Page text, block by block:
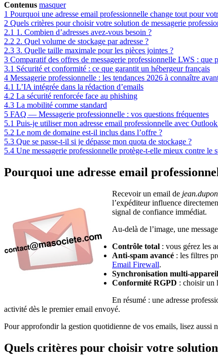
Contenus masquer
1 Pourquoi une adresse email professionnelle change tout pour
2 Quels critères pour choisir votre solution de messagerie
2.1 1. Combien d’adresses avez-vous besoin ?
2.2 2. Quel volume de stockage par adresse ?
2.3 3. Quelle taille maximale pour les pièces jointes ?
3 Comparatif des offres de messagerie professionnelle LWS : que
3.1 Sécurité et conformité : ce que garantit un hébergeur français
4 Messagerie professionnelle : les tendances 2026 à connaître
4.1 L’IA intégrée dans la rédaction d’emails
4.2 La sécurité renforcée face au phishing
4.3 La mobilité comme standard
5 FAQ — Messagerie professionnelle : vos questions fréquentes
5.1 Puis-je utiliser mon adresse email professionnelle avec
5.2 Le nom de domaine est-il inclus dans l’offre ?
5.3 Que se passe-t-il si je dépasse mon quota de stockage ?
5.4 Une messagerie professionnelle protège-t-elle mieux contre le
Pourquoi une adresse email
Recevoir un email de
l’expéditeur influence
signal de confiance immédiat.
Au-delà de l’image, une
Contrôle total : vous gérez les
Anti-spam avancé : les filtres
Email Firewall.
Synchronisation multi-
Conformité RGPD : choisir un
En résumé : une adresse
activité dès le premier email envoyé.
Pour approfondir la gestion quotidienne de vos emails, lisez aussi
Quels critères pour choisir votre